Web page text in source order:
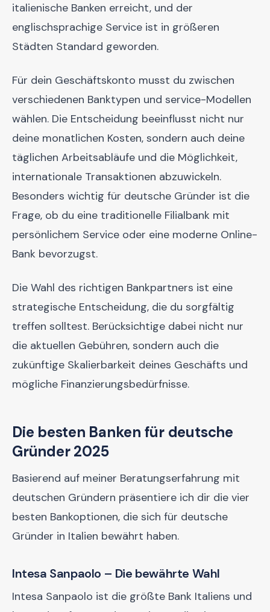
italienische Banken erreicht, und der
englischsprachige Service ist in größeren
Städten Standard geworden.
Für dein Geschäftskonto musst du zwischen
verschiedenen Banktypen und service-Modellen
wählen. Die Entscheidung beeinflusst nicht nur
deine monatlichen Kosten, sondern auch deine
täglichen Arbeitsabläufe und die Möglichkeit,
internationale Transaktionen abzuwickeln.
Besonders wichtig für deutsche Gründer ist die
Frage, ob du eine traditionelle Filialbank mit
persönlichem Service oder eine moderne Online-
Bank bevorzugst.
Die Wahl des richtigen Bankpartners ist eine
strategische Entscheidung, die du sorgfältig
treffen solltest. Berücksichtige dabei nicht nur
die aktuellen Gebühren, sondern auch die
zukünftige Skalierbarkeit deines Geschäfts und
mögliche Finanzierungsbedürfnisse.
Die besten Banken für deutsche
Gründer 2025
Basierend auf meiner Beratungserfahrung mit
deutschen Gründern präsentiere ich dir die vier
besten Bankoptionen, die sich für deutsche
Gründer in Italien bewährt haben.
Intesa Sanpaolo – Die bewährte Wahl
Intesa Sanpaolo ist die größte Bank Italiens und